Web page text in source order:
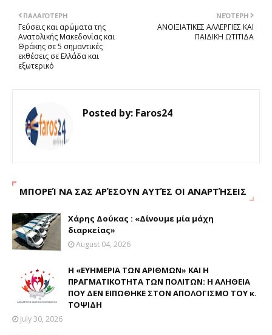
ΝΕΌΤΕΡΗ
ΑΝΟΙΞΙΑΤΙΚΕΣ ΑΛΛΕΡΓΙΕΣ ΚΑΙ
ΠΑΙΔΙΚΗ ΩΤΙΤΙΔΑ
ΠΑΛΑΙΌΤΕΡΗ
Γεύσεις και αρώματα της
Ανατολικής Μακεδονίας και
Θράκης σε 5 σημαντικές
εκθέσεις σε Ελλάδα και
εξωτερικό
Posted by: Faros24
ΜΠΟΡΕΊ ΝΑ ΣΑΣ ΑΡΈΣΟΥΝ ΑΥΤΈΣ ΟΙ ΑΝΑΡΤΉΣΕΙΣ
Χάρης Δούκας : «Δίνουμε μία μάχη
διαρκείας»
August 04, 2026
Η «ΕΥΗΜΕΡΙΑ ΤΩΝ ΑΡΙΘΜΩΝ» ΚΑΙ Η
ΠΡΑΓΜΑΤΙΚΟΤΗΤΑ ΤΩΝ ΠΟΛΙΤΩΝ: Η ΑΛΗΘΕΙΑ
ΠΟΥ ΔΕΝ ΕΙΠΩΘΗΚΕ ΣΤΟΝ ΑΠΟΛΟΓΙΣΜΟ ΤΟΥ κ.
ΤΟΨΙΔΗ
July 30, 2026